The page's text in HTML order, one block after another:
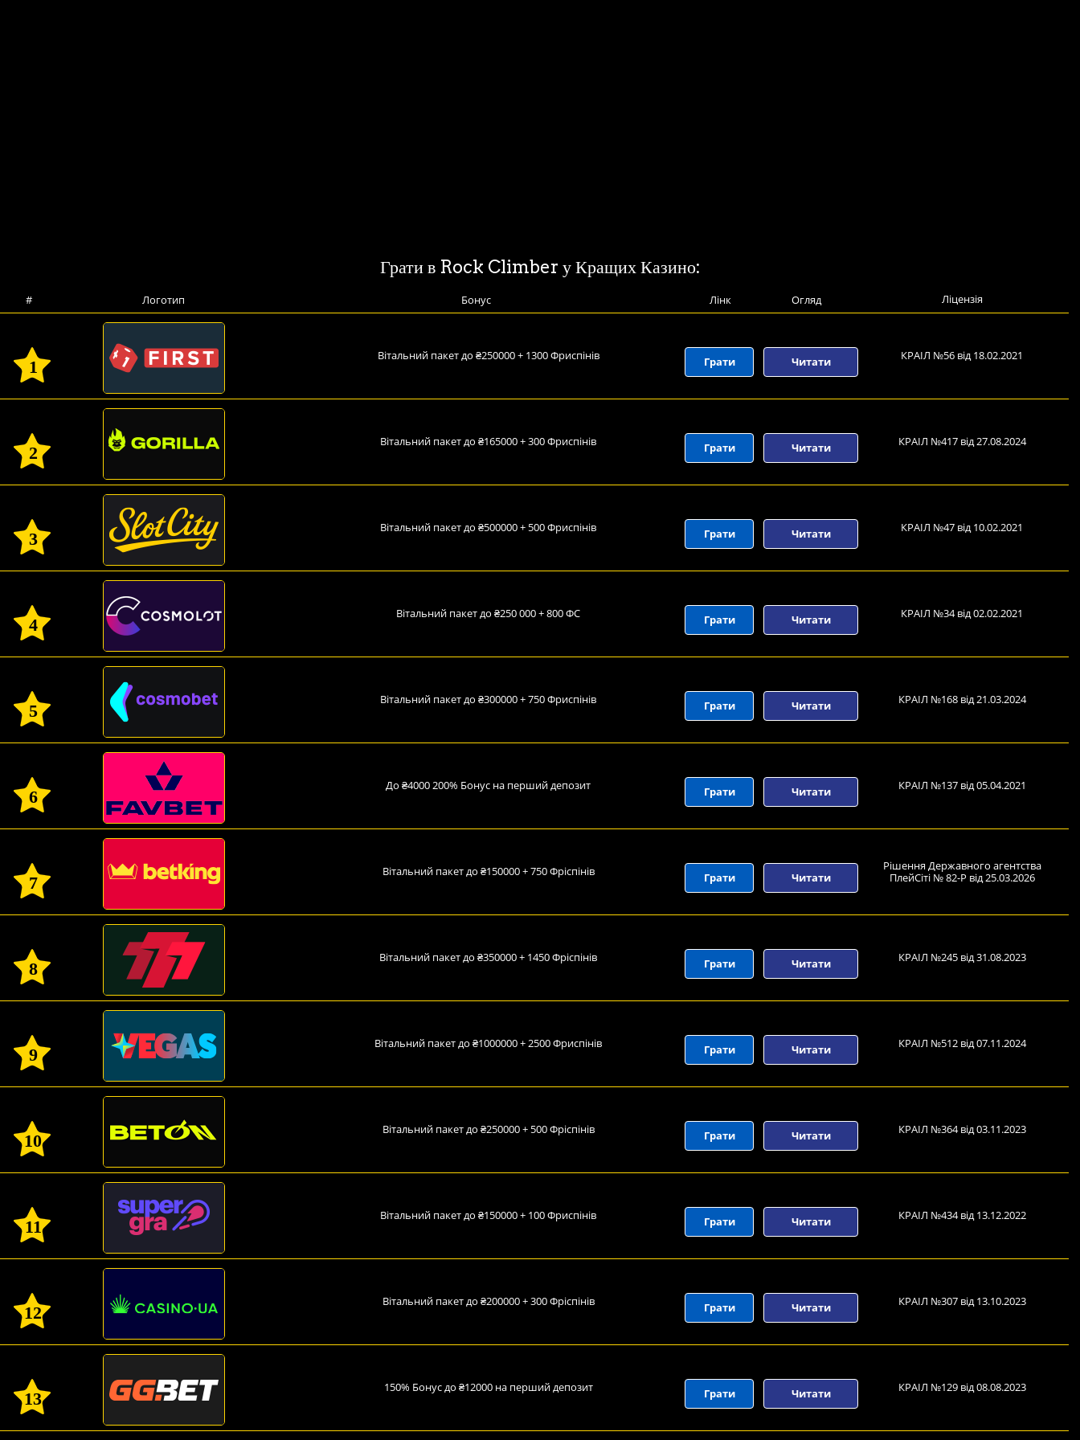
Грати в Rock Climber у Кращих Казино:
# Логотип Бонус Лінк Огляд Ліцензія
1
Вітальний пакет до ₴250000 + 1300 Фриспінів Грати Читати КРАІЛ №56 від 18.02.2021
2
Вітальний пакет до ₴165000 + 300 Фриспінів Грати Читати КРАІЛ №417 від 27.08.2024
3
Вітальний пакет до ₴500000 + 500 Фриспінів Грати Читати КРАІЛ №47 від 10.02.2021
4
Вітальний пакет до ₴250 000 + 800 ФС Грати Читати КРАІЛ №34 від 02.02.2021
5
Вітальний пакет до ₴300000 + 750 Фриспінів Грати Читати КРАІЛ №168 від 21.03.2024
6
До ₴4000 200% Бонус на перший депозит Грати Читати КРАІЛ №137 від 05.04.2021
7
Вітальний пакет до ₴150000 + 750 Фріспінів Грати Читати
Рішення Державного агентства
ПлейСіті № 82-Р від 25.03.2026
8
Вітальний пакет до ₴350000 + 1450 Фріспінів Грати Читати КРАІЛ №245 від 31.08.2023
9
Вітальний пакет до ₴1000000 + 2500 Фриспінів Грати Читати КРАІЛ №512 від 07.11.2024
10
Вітальний пакет до ₴250000 + 500 Фріспінів Грати Читати КРАІЛ №364 від 03.11.2023
11
Вітальний пакет до ₴150000 + 100 Фриспінів Грати Читати КРАІЛ №434 від 13.12.2022
12
Вітальний пакет до ₴200000 + 300 Фріспінів Грати Читати КРАІЛ №307 від 13.10.2023
13
150% Бонус до ₴12000 на перший депозит Грати Читати КРАІЛ №129 від 08.08.2023